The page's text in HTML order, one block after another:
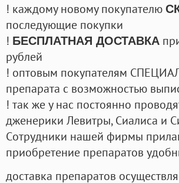
! каждому новому покупателю
последующие покупки
! БЕСПЛАТНАЯ ДОСТАВКА
рублей
! оптовым покупателям
препарата с возможностью
! так же у нас постоянно
дженерики Левитры, Сиалиса и
Cотрудники нашей фирмы
приобретение препаратов
доставка препаратов